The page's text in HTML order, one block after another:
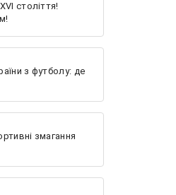
століття!
з футболу: де
змагання